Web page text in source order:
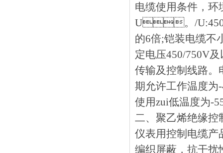
电缆使用条件，
U。/U:450/
的6倍;铠装电缆不
定电压450/750V及
传输及控制线路
期允许工作温度为-
使用zui低温度为-
二、 聚乙烯绝缘控
仪表用控制电缆产
编织屏蔽，抗干